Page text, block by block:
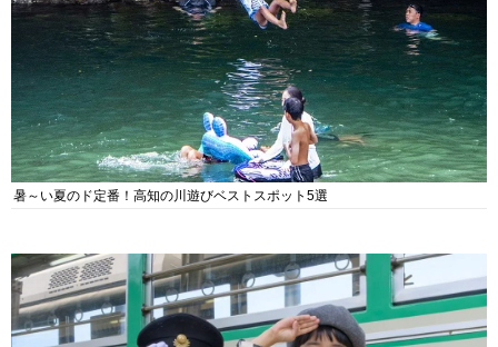
暑～い夏のド定番！高知の川遊びベストスポット5選